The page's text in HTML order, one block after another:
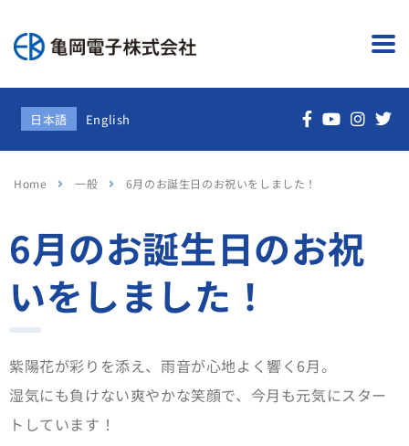
日本語 English
Home 一般 6月のお誕生日のお祝いをしました！
6月のお誕生日のお祝
いをしました！
紫陽花が彩りを添え、雨音が心地よく響く6月。
湿気にも負けない爽やかな笑顔で、今月も元気にスター
トしています！